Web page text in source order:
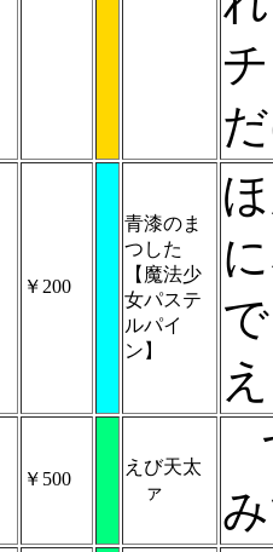
￥200
青漆のま
つした
【魔法少
女パステ
ルパイ
ン】
￥500
えび天太
゙ァ